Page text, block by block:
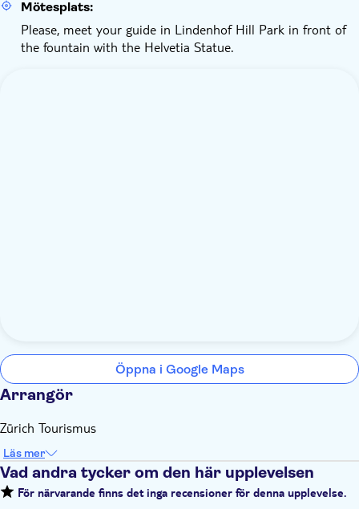
Mötesplats:
Please, meet your guide in Lindenhof Hill Park in front of
the fountain with the Helvetia Statue.
Öppna i Google Maps
Arrangör
Zürich Tourismus
Läs mer
Vad andra tycker om den här upplevelsen
För närvarande finns det inga recensioner för denna upplevelse.